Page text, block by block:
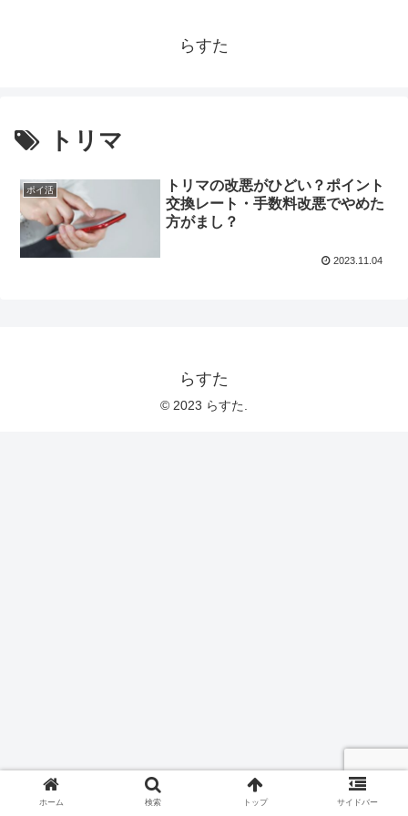
らすた
トリマ
ポイ活
トリマの改悪がひどい？ポイント
交換レート・手数料改悪でやめた
方がまし？
2023.11.04
らすた
© 2023 らすた.
ホーム 検索 トップ サイドバー